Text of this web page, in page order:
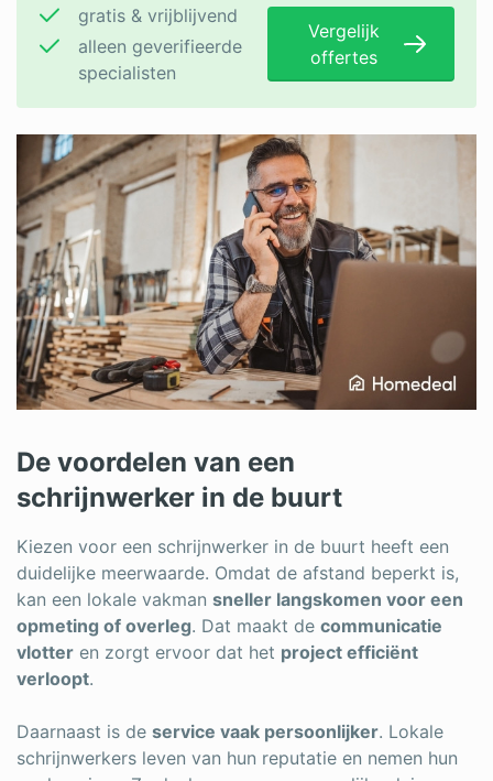
gratis & vrijblijvend
alleen geverifieerde
specialisten
Vergelijk
offertes
De voordelen van een
schrijnwerker in de buurt
Kiezen voor een schrijnwerker in de buurt heeft een
duidelijke meerwaarde. Omdat de afstand beperkt is,
kan een lokale vakman sneller langskomen voor een
opmeting of overleg. Dat maakt de communicatie
vlotter en zorgt ervoor dat het project efficiënt
verloopt.
Daarnaast is de service vaak persoonlijker. Lokale
schrijnwerkers leven van hun reputatie en nemen hun